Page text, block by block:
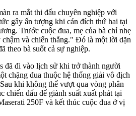
ra mắt thi đấu chuyên nghiệp với
gây ấn tượng khi cán đích thứ hai tại
Trước cuộc đua, mẹ của bà chỉ nhẹ
và chiến thắng." Đó là một lời dặn
theo bà suốt cả sự nghiệp.
đã đi vào lịch sử khi trở thành người
chặng đua thuộc hệ thống giải vô địch
khi không thể vượt qua vòng phân
chiến đấu để giành suất xuất phát tại
250F và kết thúc cuộc đua ở vị